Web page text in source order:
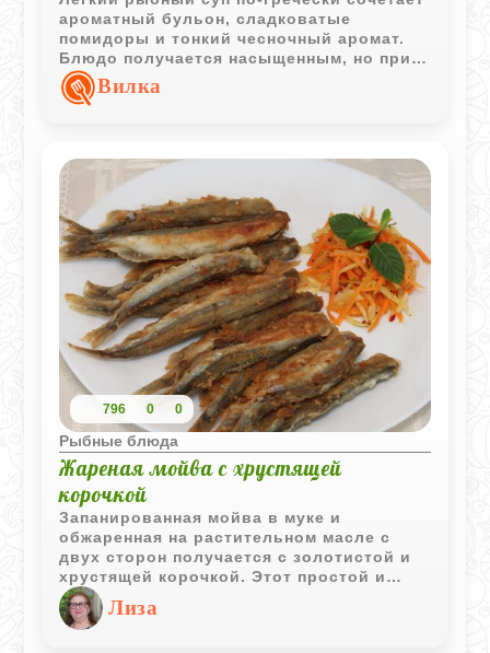
ароматный бульон, сладковатые
помидоры и тонкий чесночный аромат.
Блюдо получается насыщенным, но при
этом свежим и очень домашним по
настроению.
Вилка
796 0 0
Рыбные блюда
Жареная мойва с хрустящей
корочкой
Запанированная мойва в муке и
обжаренная на растительном масле с
двух сторон получается с золотистой и
хрустящей корочкой. Этот простой и
быстрый рецепт позволяет насладиться
вкусной и аппетитной рыбой. Есть в ней
что-то трогательное и уютное - в этой
Лиза